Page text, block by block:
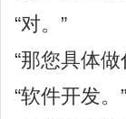
“对。”
“那您具体做
“软件开发。”